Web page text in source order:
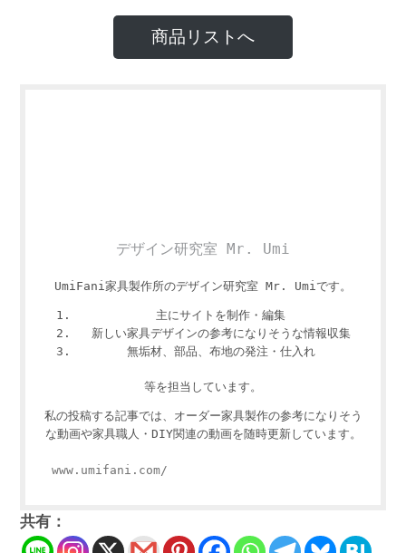
商品リストへ
デザイン研究室 Mr. Umi
UmiFani家具製作所のデザイン研究室 Mr. Umiです。
主にサイトを制作・編集
新しい家具デザインの参考になりそうな情報収集
無垢材、部品、布地の発注・仕入れ
等を担当しています。
私の投稿する記事では、オーダー家具製作の参考になりそう
な動画や家具職人・DIY関連の動画を随時更新しています。
www.umifani.com/
共有：